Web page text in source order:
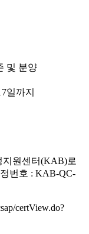
및 분양
일까지
원센터(KAB)로
번호 : KAB-QC-
certView.do?